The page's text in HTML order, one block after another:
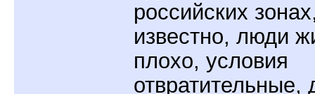
российских
известно, люди
плохо, условия
отвратительные,